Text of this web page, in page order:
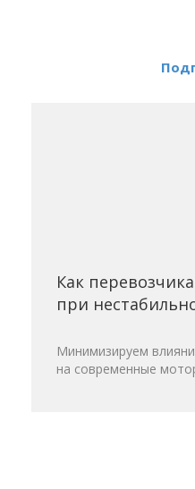
Как
при
Минимизируем
на современные